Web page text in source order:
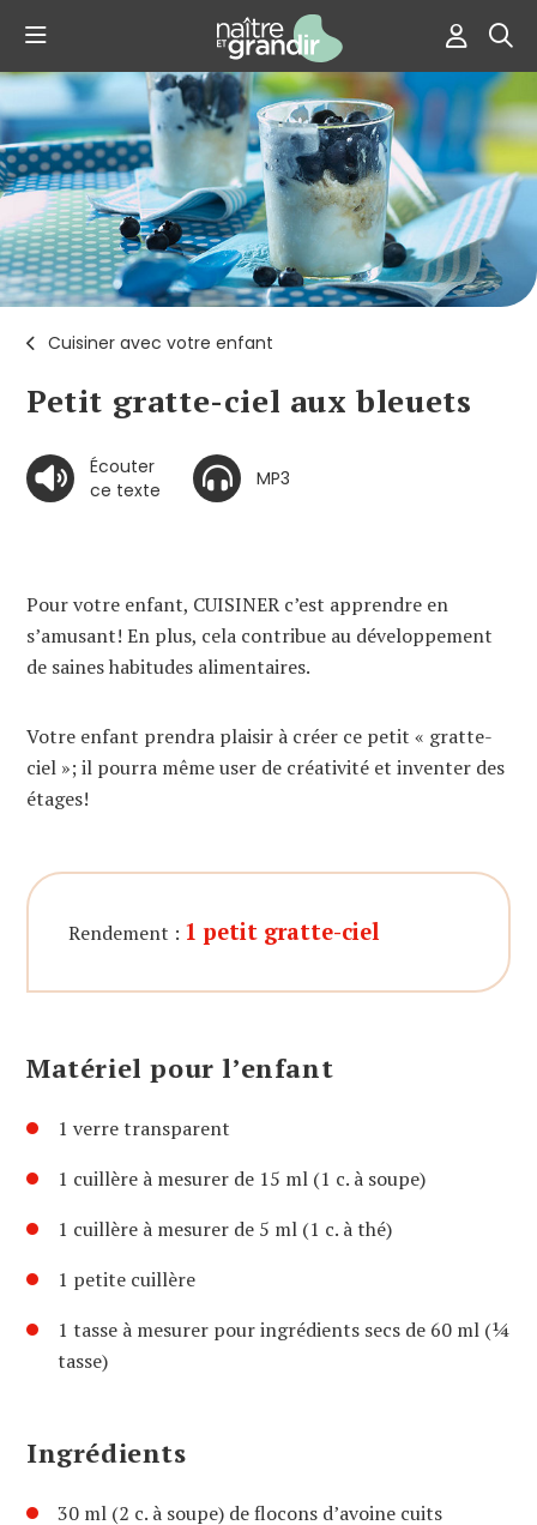
Cuisiner avec votre enfant
Petit gratte-ciel aux bleuets
Écouter
ce texte
MP3
Pour votre enfant, CUISINER c’est apprendre en
s’amusant! En plus, cela contribue au développement
de saines habitudes alimentaires.
Votre enfant prendra plaisir à créer ce petit « gratte-
ciel »; il pourra même user de créativité et inventer des
étages!
Rendement : 1 petit gratte-ciel
Matériel pour l’enfant
1 verre transparent
1 cuillère à mesurer de 15 ml (1 c. à soupe)
1 cuillère à mesurer de 5 ml (1 c. à thé)
1 petite cuillère
1 tasse à mesurer pour ingrédients secs de 60 ml (¼
tasse)
Ingrédients
30 ml (2 c. à soupe) de flocons d’avoine cuits